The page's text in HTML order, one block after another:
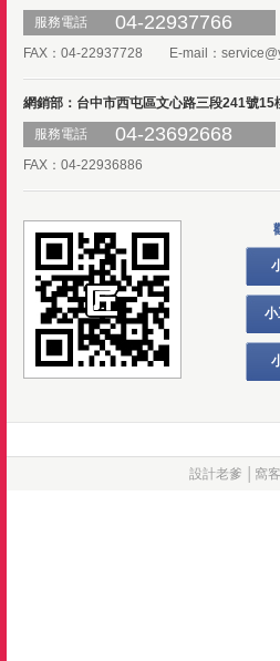
服務電話
04-22937766
FAX：04-22937728 E-mail：
網銷部：台中市西屯區文心路三段241號15
服務電話
04-23692668
FAX：04-22936886
設計老爹 窩